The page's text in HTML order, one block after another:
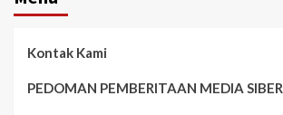
Kontak Kami
PEDOMAN PEMBERITAAN MEDIA SIBER